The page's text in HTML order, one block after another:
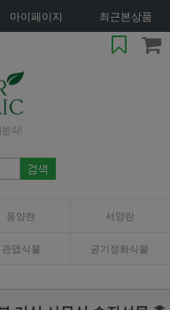
마이페이지 최근본상품
동양란 서양란
관엽식물 공기정화식물